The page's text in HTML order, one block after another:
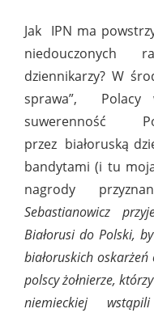
Jak IPN ma
niedouczonych
dziennikarzy? W
sprawa”, Polacy
suwerenność
przez białoruską
bandytami (i tu
nagrody
Sebastianowicz
Białorusi do Polski,
białoruskich
polscy żołnierze,
niemieckiej